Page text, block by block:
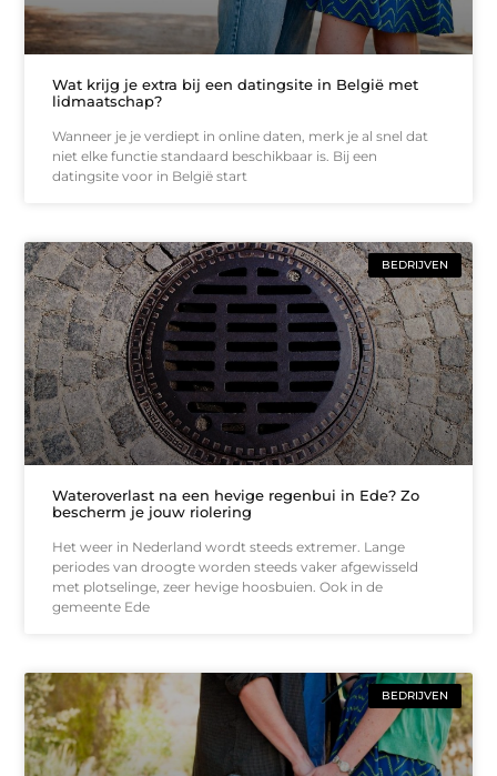
Wat krijg je extra bij een datingsite in België met
lidmaatschap?
Wanneer je je verdiept in online daten, merk je al snel dat
niet elke functie standaard beschikbaar is. Bij een
datingsite voor in België start
BEDRIJVEN
Wateroverlast na een hevige regenbui in Ede? Zo
bescherm je jouw riolering
Het weer in Nederland wordt steeds extremer. Lange
periodes van droogte worden steeds vaker afgewisseld
met plotselinge, zeer hevige hoosbuien. Ook in de
gemeente Ede
BEDRIJVEN